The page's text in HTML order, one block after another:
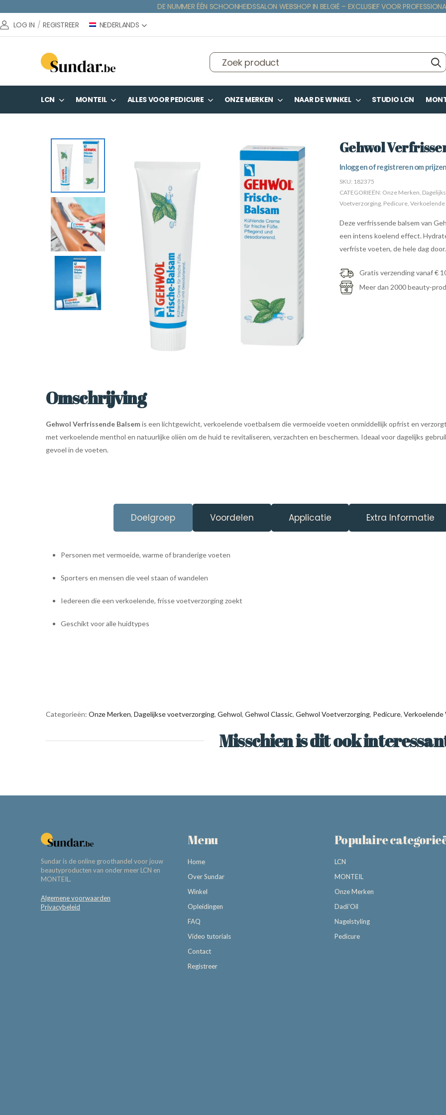
DE NUMMER ÉÉN SCHOONHEIDSSALON WEBSHOP IN BELGIË – EXCLUSIEF VOOR
LOG IN / REGISTREER NEDERLANDS
LCN MONTEIL ALLES VOOR PEDICURE ONZE MERKEN NAAR DE WINKEL STUDIO LCN
Gehwol
Inloggen of registreren om
SKU: 182375
CATEGORIEËN: Onze Merken,
Voetverzorging, Pedicure,
Deze verfrissende balsem van
een intens koelend effect.
verfriste voeten, de hele dag door.
Gratis verzending vanaf €
Meer dan 2000 beauty-
Omschrijving
Gehwol Verfrissende Balsemis een lichtgewicht, verkoelende voetbalsem die vermoeide voeten onmiddellijk opfrist en
met verkoelende menthol en natuurlijke oliën om de huid te revitaliseren, verzachten en beschermen. Ideaal voor dagelijks
gevoel in de voeten.
Doelgroep Voordelen Applicatie Extra Informatie
Personen met vermoeide, warme of branderige voeten
Sporters en mensen die veel staan of wandelen
Iedereen die een verkoelende, frisse voetverzorging zoekt
Geschikt voor alle huidtypes
Categorieën: Onze Merken, Dagelijkse voetverzorging, Gehwol, Gehwol Classic, Gehwol Voetverzorging, Pedicure, Verkoelende
Misschien is dit ook
Sundar is de online groothandel voor jouw
beautyproducten van onder meer LCN en
MONTEIL.
Algemene voorwaarden
Privacybeleid
Menu
Home
Over Sundar
Winkel
Opleidingen
FAQ
Video tutorials
Contact
Registreer
Populaire
LCN
MONTEIL
Onze Merken
Dadi’Oil
Nagelstyling
Pedicure